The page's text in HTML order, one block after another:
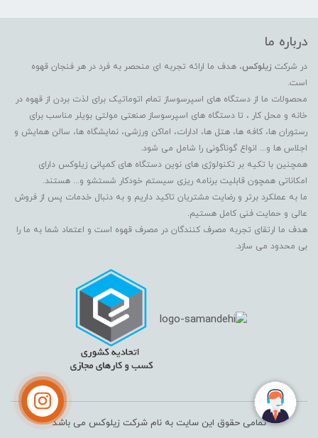
درباره ما
در شرکت زیلوکس، هدف ما ارائه تجربه ای منحصر به فرد در هر فنجان قهوه
است.
محصولات ما از دستگاه های اسپرسوساز تمام اتوماتیک برای لذت بردن از قهوه در
خانه و محل کار ، تا دستگاه های اسپرسوساز صنعتی مولتی بویلر مناسب برای
رستوران ها، کافه ها، هتل ها، ادارات، اماکن ورزشی، نمایشگاه ها، سالن همایش و
اجلاس ها و... انواع گوناگونی را شامل می شود.
همچنین با تکیه بر تکنولوژی های نوین دستگاه های کمپانی زیلوکس دارای
امکاناتی همچون قابلیت برنامه ریزی سیستم خودکار شستشو و... هستند.
ما به عملکرد برتر و رضایت مشتریان تاکید داریم و به دنبال خدمات پس از فروش
عالی و حمایت فنی کامل هستیم.
هدف ما ارتقای تجربه مصرف کنندگان در مصرف قهوه است و اعتماد شما به ما را
بی محدود می سازد.
تمامی حقوق این سایت به نام شرکت زیلوکس می باشد